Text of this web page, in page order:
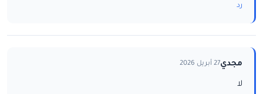
رد
مجدي27 أبريل 2026
لا